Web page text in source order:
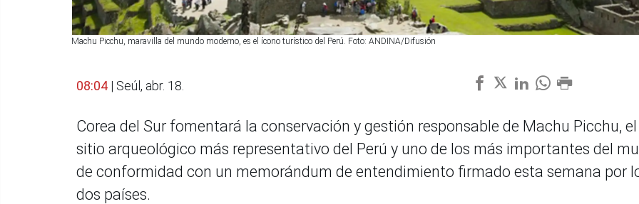
Machu Picchu, maravilla del mundo moderno, es el ícono turístico del Perú. Foto: ANDINA/Difusión
08:04 | Seúl, abr. 18.
Corea del Sur fomentará la conservación y gestión responsable de Machu Picchu, el
sitio arqueológico más representativo del Perú y uno de los más importantes del
de conformidad con un memorándum de entendimiento firmado esta semana por
dos países.